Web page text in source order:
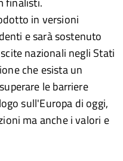
in versioni
e sarà sostenuto
nazionali negli Stati
che esista un
le barriere
sull'Europa di oggi,
ma anche i valori e